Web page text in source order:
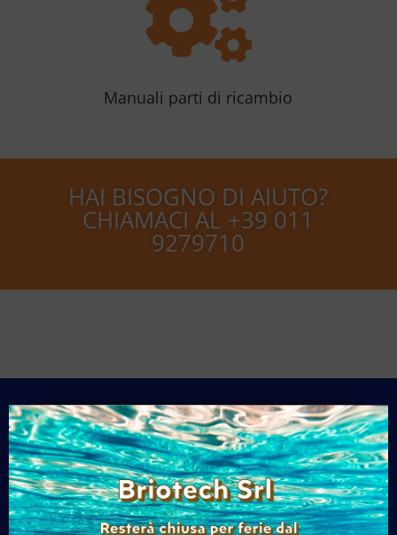

Manuali parti di ricambio
HAI BISOGNO DI AIUTO?
CHIAMACI AL +39 011
9279710

Chiamaci